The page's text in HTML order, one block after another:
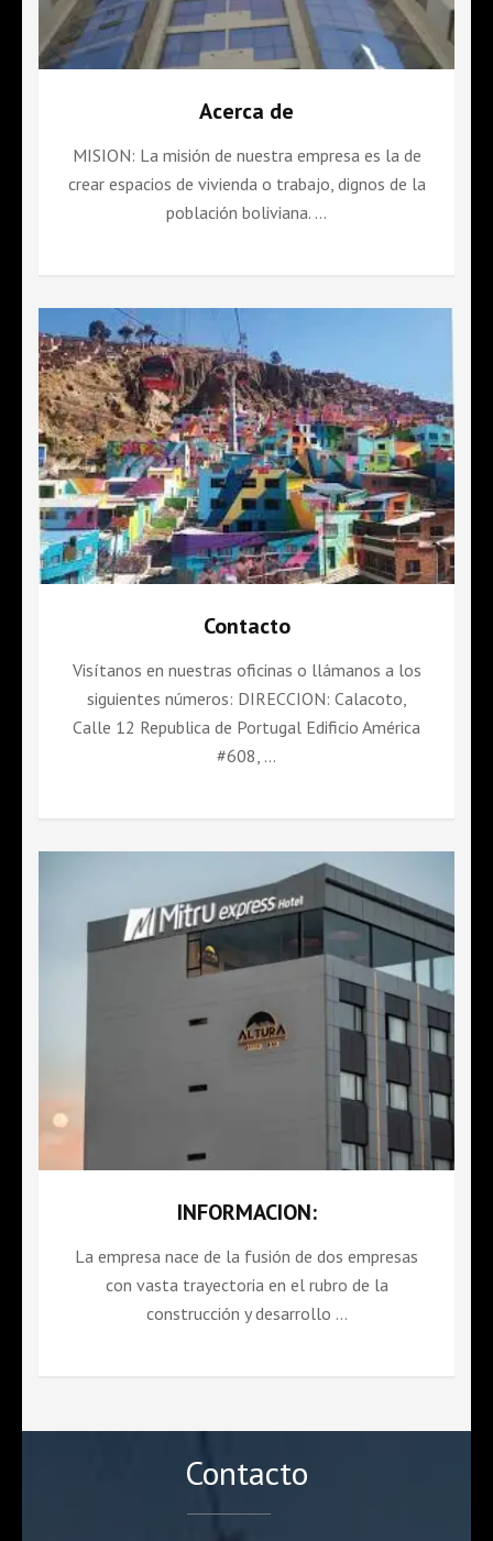
Acerca de
MISION: La misión de nuestra empresa es la de
crear espacios de vivienda o trabajo, dignos de la
población boliviana. …
Contacto
Visítanos en nuestras oficinas o llámanos a los
siguientes números: DIRECCION: Calacoto,
Calle 12 Republica de Portugal Edificio América
#608, …
INFORMACION:
La empresa nace de la fusión de dos empresas
con vasta trayectoria en el rubro de la
construcción y desarrollo …
Contacto